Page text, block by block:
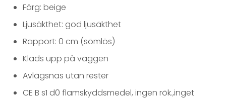
Färg: beige
Ljusäkthet: god ljusäkthet
Rapport: 0 cm (sömlös)
Kläds upp på väggen
Avlägsnas utan rester
CE B s1 d0 flamskyddsmedel, ingen rök.,inget